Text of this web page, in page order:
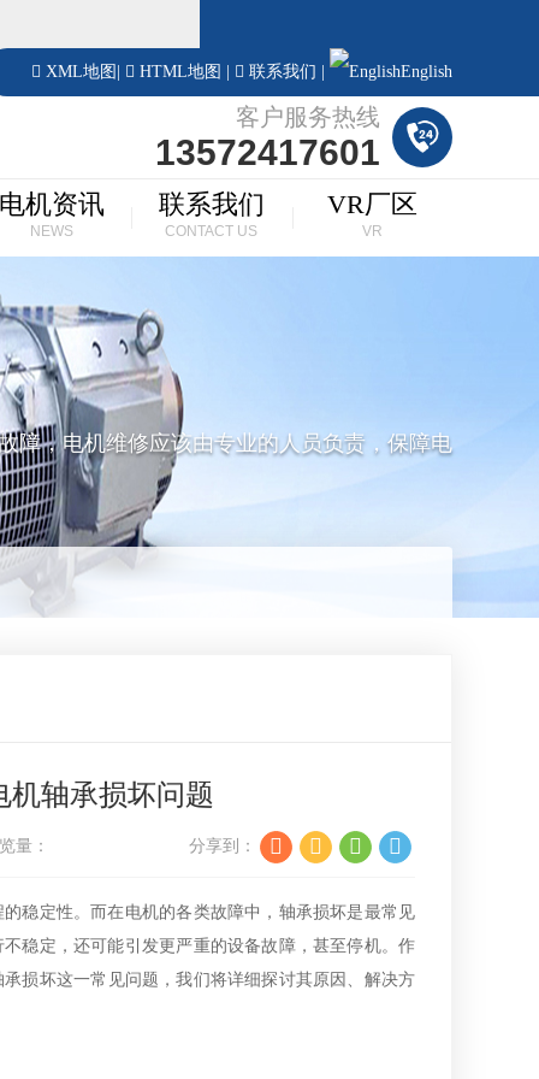
XML地图 HTML地图 联系我们 English
客户服务热线
13572417601
机资讯
NEWS
联系我们
CONTACT US
VR厂区
VR
障，电机维修应该由专业的人员负责，保障电
机轴承损坏问题
量： 分享到：
稳定性。而在电机的各类故障中，轴承损坏是最常见
稳定，还可能引发更严重的设备故障，甚至停机。作
损坏这一常见问题，我们将详细探讨其原因、解决方